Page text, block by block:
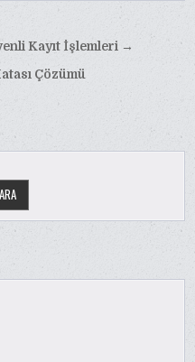
Kayıt İşlemleri →
Çözümü
ARA